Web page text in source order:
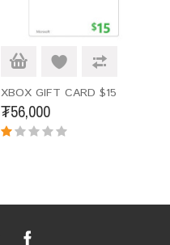
XBOX GIFT CARD $15
₮56,000